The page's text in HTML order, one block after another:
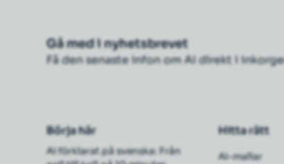
Gå med i nyhetsbrevet
Få den senaste infon om AI direkt i
Börja här
AI förklarat på svenska: Från
Hitta rätt
Ai-mallar